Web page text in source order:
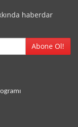
haberdar
Abone Ol!